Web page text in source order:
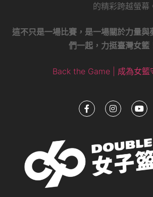
的精彩跨越螢幕
這不只是一場比賽，是一場關於力量與
們一起，力挺臺灣女籃
Back the Game | 成為女籃